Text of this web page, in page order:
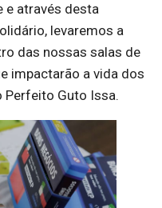
e através desta
levaremos a
das nossas salas de
impactarão a vida dos
Perfeito Guto Issa.